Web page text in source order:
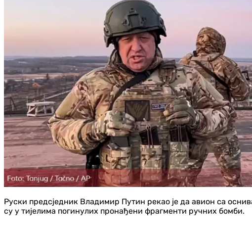
Руски предсједник Владимир Путин рекао је да авион са
су у тијелима погинулих пронађени фрагменти ручних бомби.